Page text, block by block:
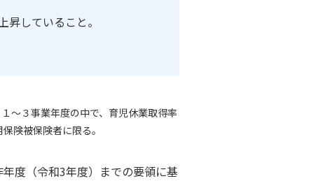
していること。
～３事業年度の中で、育児休業取得率
険被保険者に限る。
度（令和3年度）までの要領に基